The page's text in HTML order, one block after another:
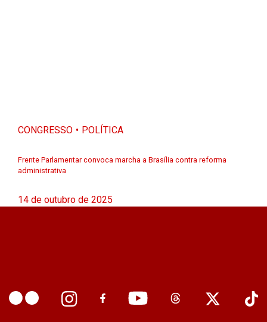
CONGRESSO POLÍTICA
Frente Parlamentar convoca marcha a Brasília contra reforma
administrativa
14 de outubro de 2025